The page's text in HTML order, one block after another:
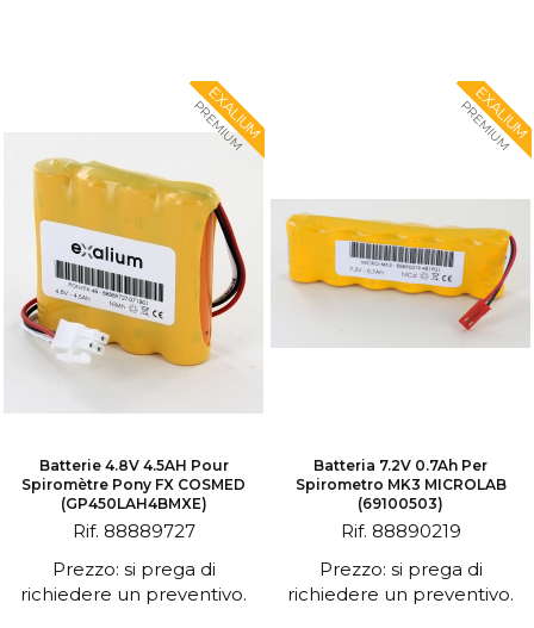
EXALIUM
PREMIUM
Batterie 4.8V 4.5AH Pour
Spiromètre Pony FX COSMED
(GP450LAH4BMXE)
Rif. 88889727
Prezzo: si prega di
richiedere un preventivo.
EXALIUM
PREMIUM
Batteria 7.2V 0.7Ah Per
Spirometro MK3 MICROLAB
(69100503)
Rif. 88890219
Prezzo: si prega di
richiedere un preventivo.